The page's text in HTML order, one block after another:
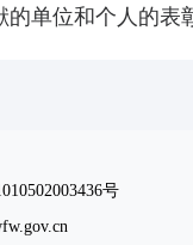
单位和个人的表
号